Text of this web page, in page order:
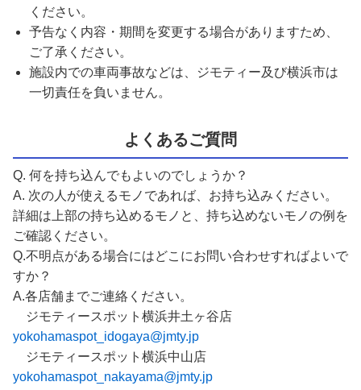
ください。
予告なく内容・期間を変更する場合がありますため、
ご了承ください。
施設内での車両事故などは、ジモティー及び横浜市は
一切責任を負いません。
よくあるご質問
Q. 何を持ち込んでもよいのでしょうか？
A. 次の人が使えるモノであれば、お持ち込みください。
詳細は上部の持ち込めるモノと、持ち込めないモノの例を
ご確認ください。
Q.不明点がある場合にはどこにお問い合わせすればよいで
すか？
A.各店舗までご連絡ください。
ジモティースポット横浜井土ヶ谷店
yokohamaspot_idogaya@jmty.jp
ジモティースポット横浜中山店
yokohamaspot_nakayama@jmty.jp